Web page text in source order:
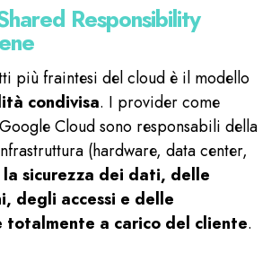
Responsibility
più fraintesi del cloud è il modello
condivisa. I provider come
Cloud sono responsabili della
(hardware, data center,
la sicurezza dei dati, delle
degli accessi e delle
totalmente a carico del cliente.